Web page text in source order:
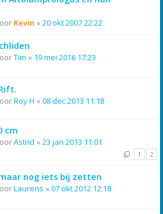
Kevin « 20 okt 2007 22:22
Tim « 19 mei 2016 17:23
Roy H « 08 dec 2013 11:18
cm
Astrid « 23 jan 2013 11:01
1 2
nog iets bij zetten
Laurens « 07 okt 2012 12:18